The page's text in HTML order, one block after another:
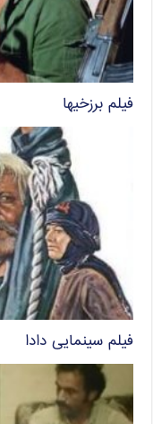
فیلم برزخیها
فیلم سینمایی دادا